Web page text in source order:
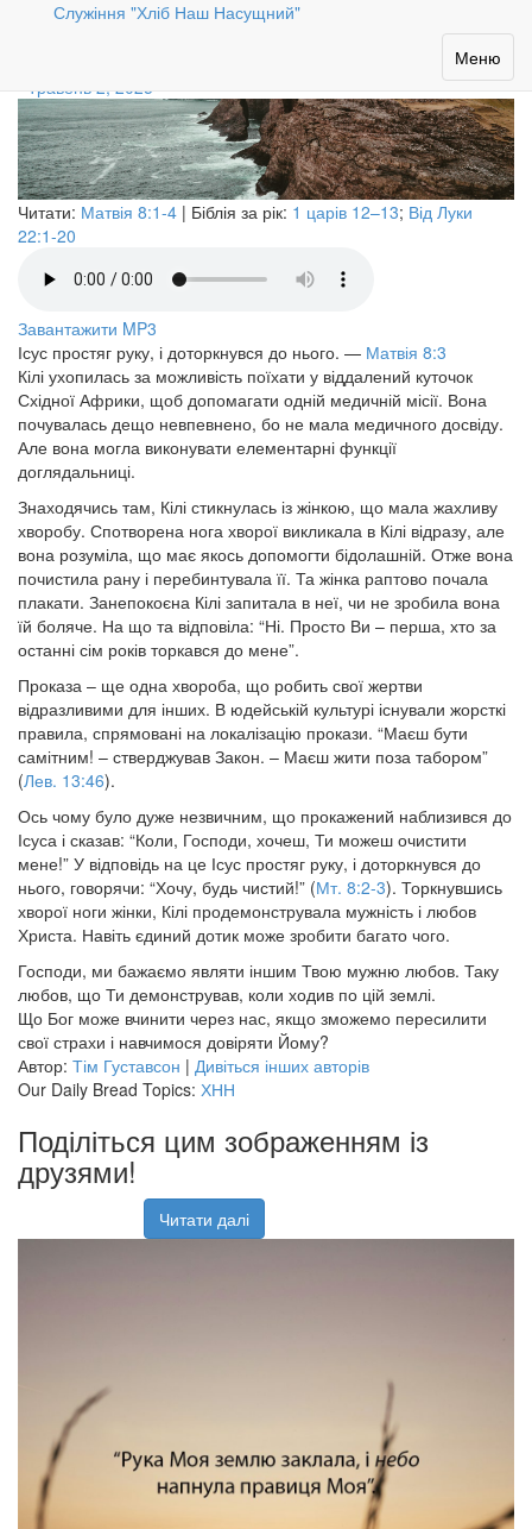
Служіння "Хліб Наш Насущний"
Toggle
navigation
Меню
Травень 2, 2025
Читати: Матвія 8:1-4 | Біблія за рік: 1 царів 12–13; Від Луки
22:1-20
Завантажити MP3
Ісус простяг руку, і доторкнувся до нього. — Матвія 8:3
Кілі ухопилась за можливість поїхати у віддалений куточок
Східної Африки, щоб допомагати одній медичній місії. Вона
почувалась дещо невпевнено, бо не мала медичного досвіду.
Але вона могла виконувати елементарні функції
доглядальниці.
Знаходячись там, Кілі стикнулась із жінкою, що мала жахливу
хворобу. Спотворена нога хворої викликала в Кілі відразу, але
вона розуміла, що має якось допомогти бідолашній. Отже вона
почистила рану і перебинтувала її. Та жінка раптово почала
плакати. Занепокоєна Кілі запитала в неї, чи не зробила вона
їй боляче. На що та відповіла: “Ні. Просто Ви – перша, хто за
останні сім років торкався до мене”.
Проказа – ще одна хвороба, що робить свої жертви
відразливими для інших. В юдейській культурі існували жорсткі
правила, спрямовані на локалізацію прокази. “Маєш бути
самітним! – стверджував Закон. – Маєш жити поза табором”
(Лев. 13:46).
Ось чому було дуже незвичним, що прокажений наблизився до
Ісуса і сказав: “Коли, Господи, хочеш, Ти можеш очистити
мене!” У відповідь на це Ісус простяг руку, і доторкнувся до
нього, говорячи: “Хочу, будь чистий!” (Мт. 8:2-3). Торкнувшись
хворої ноги жінки, Кілі продемонструвала мужність і любов
Христа. Навіть єдиний дотик може зробити багато чого.
Господи, ми бажаємо являти іншим Твою мужню любов. Таку
любов, що Ти демонстрував, коли ходив по цій землі.
Що Бог може вчинити через нас, якщо зможемо пересилити
свої страхи і навчимося довіряти Йому?
Автор: Тім Густавсон | Дивіться інших авторів
Our Daily Bread Topics: ХНН
Поділіться цим зображенням із
друзями!
Читати далі